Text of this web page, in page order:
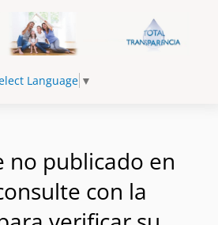
Language ▼
no publicado en
con la